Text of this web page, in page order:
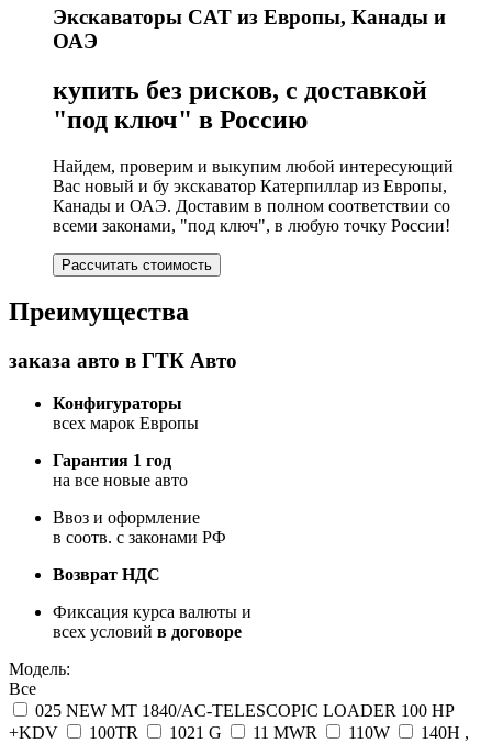
Экскаваторы CAT из Европы, Канады и
ОАЭ
купить без рисков, с доставкой
"под ключ" в Россию
Найдем, проверим и выкупим любой интересующий
Вас новый и бу экскаватор Катерпиллар из Европы,
Канады и ОАЭ. Доставим в полном соответствии со
всеми законами, "под ключ", в любую точку России!
Рассчитать стоимость
Преимущества
заказа авто в ГТК Авто
Конфигураторы
всех марок Европы
Гарантия 1 год
на все новые авто
Ввоз и оформление
в соотв. с законами РФ
Возврат НДС
Фиксация курса валюты и
всех условий в договоре
Модель:
Все
025 NEW MT 1840/AC-TELESCOPIC LOADER 100 HP
+KDV
100TR 1021 G 11 MWR 110W
140H ,